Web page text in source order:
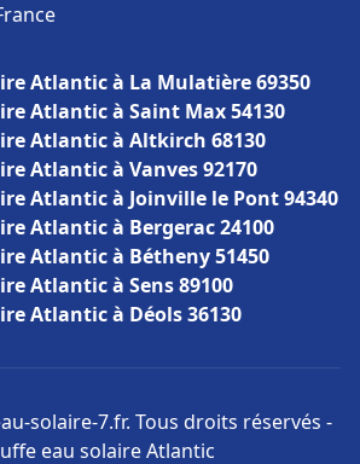
Atlantic à La Mulatière 69350
Atlantic à Saint Max 54130
Atlantic à Altkirch 68130
Atlantic à Vanves 92170
Atlantic à Joinville le Pont 94340
Atlantic à Bergerac 24100
Atlantic à Bétheny 51450
Atlantic à Sens 89100
Atlantic à Déols 36130
solaire-7.fr. Tous droits réservés -
eau solaire Atlantic